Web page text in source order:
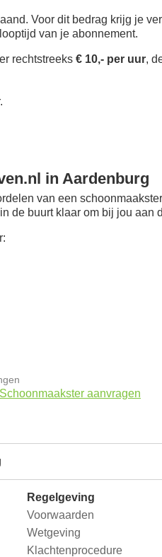
. Voor dit bedrag krijg je
van je abonnement.
rechtstreeks € 10,- per uur,
in Aardenburg
van een
de buurt klaar om bij jou aan
Schoonmaakster aanvragen
Regelgeving
Voorwaarden
Wetgeving
Klachtenprocedure